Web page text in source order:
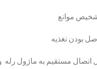
اتصال مستقیم به ماژول رله و